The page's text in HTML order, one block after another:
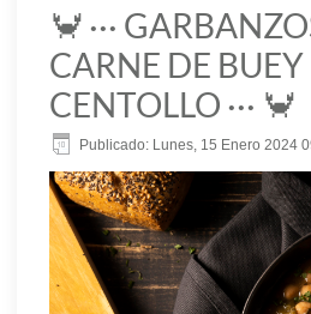
🦀 ···
CARNE DE
CENTOLLO ··· 🦀
Publicado: Lunes, 15 Enero 2024